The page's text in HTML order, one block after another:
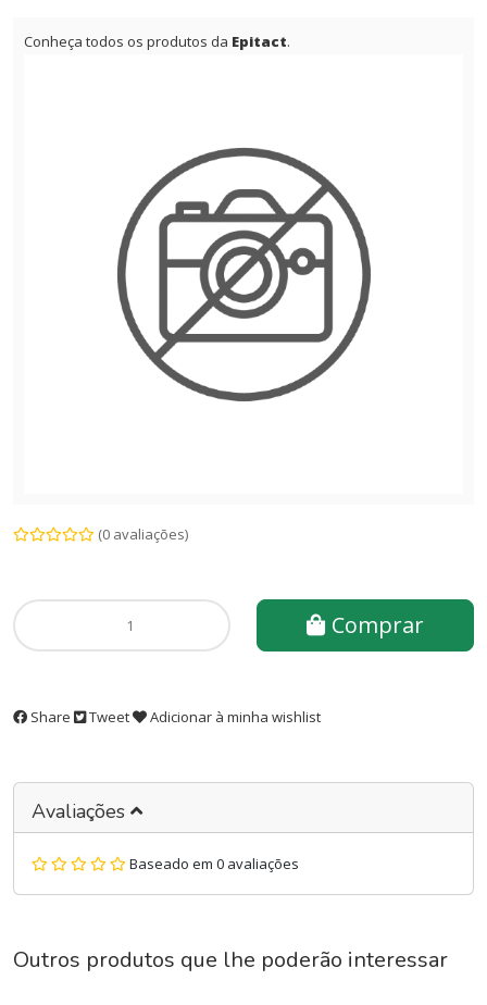
Conheça todos os produtos da Epitact.
(0 avaliações)
Comprar
Share Tweet Adicionar à minha wishlist
Avaliações
Baseado em 0 avaliações
Outros produtos que lhe poderão interessar